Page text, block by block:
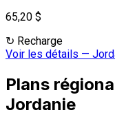
65,20 $
↻ Recharge
Voir les détails —
Plans
Jordanie